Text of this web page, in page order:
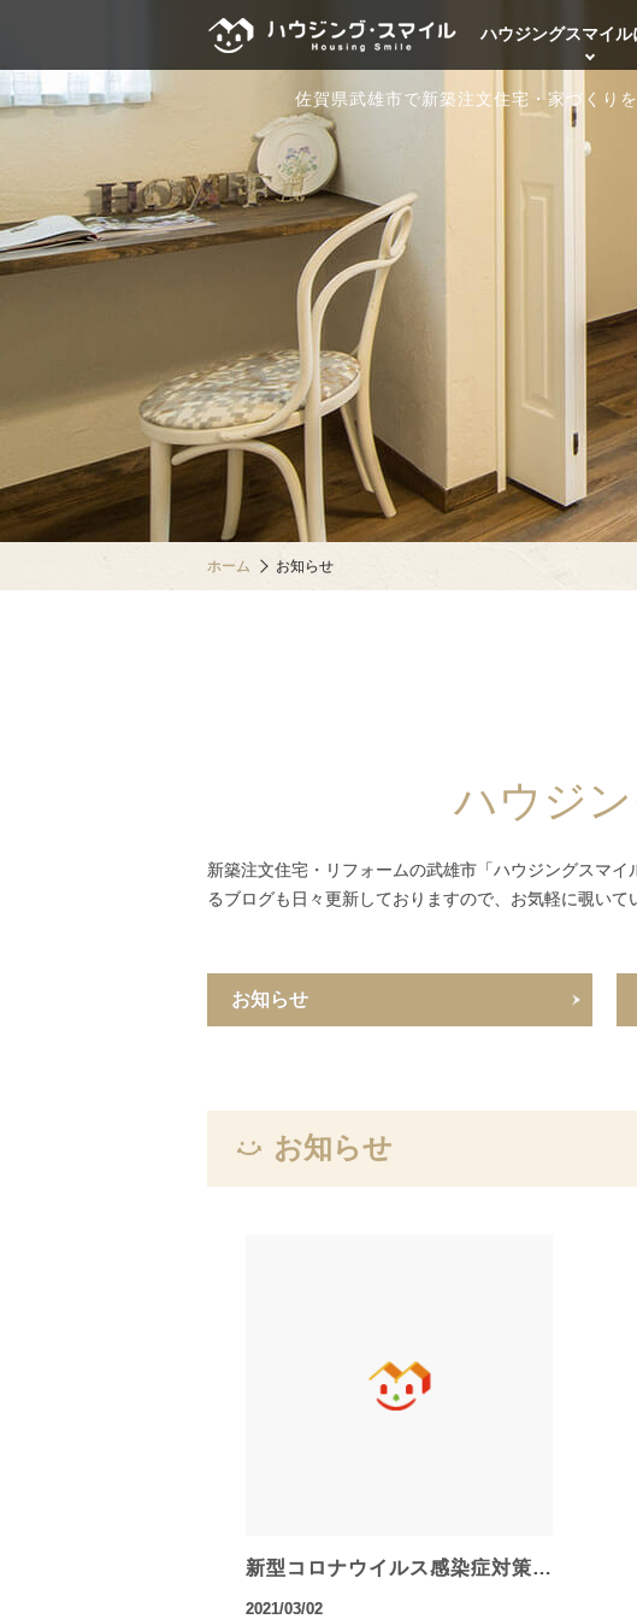
佐賀県武雄市で新築注文住宅・家づくり
ハウジングスマイル
ホーム お知らせ
ハウジ
新築注文住宅・リフォームの武雄市「ハウジングスマ
るブログも日々更新しておりますので、お気軽に覗いて
お知らせ
お知らせ
新型コロナウイルス感染症対策…
2021/03/02